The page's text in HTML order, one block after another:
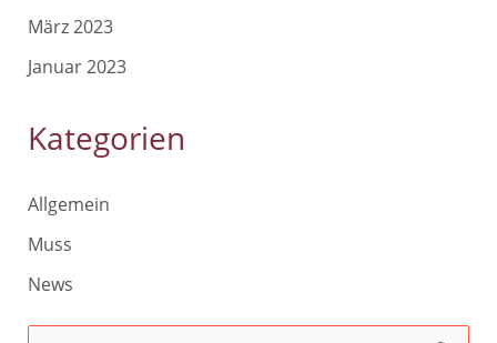
März 2023
Januar 2023
Kategorien
Allgemein
Muss
News